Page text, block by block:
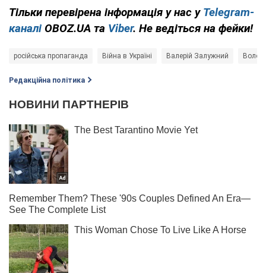
Тільки перевірена інформація у нас у Telegram-
каналі OBOZ.UA та Viber. Не ведіться на фейки!
російська пропаганда Війна в Україні Валерій Залужний
Редакційна політика